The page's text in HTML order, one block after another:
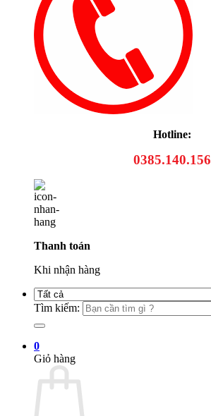
Hotline:
0385.140.156
Thanh toán
Khi nhận hàng
Tìm kiếm:
0
Giỏ hàng